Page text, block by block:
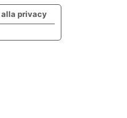
alla privacy